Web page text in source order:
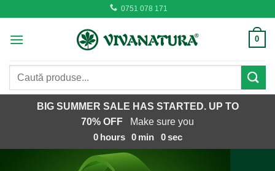
content
0751 078 171
0
Caută
BIG SUMMER SALE HAS STARTED. UP TO
70% OFF
Make sure you
0 hours 0 min 0 sec